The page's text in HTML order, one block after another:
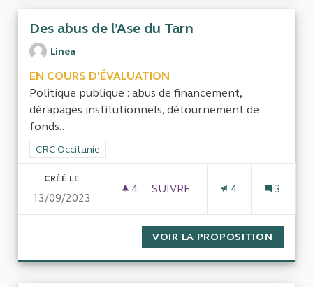
Des abus de l’Ase du Tarn
Linea
EN COURS D'ÉVALUATION
Politique publique : abus de financement,
dérapages institutionnels, détournement de
fonds...
Filtrer les résultats de la catégorie : CRC Occitanie
CRC Occitanie
CRÉÉ LE
13/09/2023
4 4 ABONNÉS
SUIVRE
4 3
VOIR LA PROPOSITION